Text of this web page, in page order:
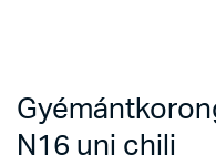
N16 uni chili